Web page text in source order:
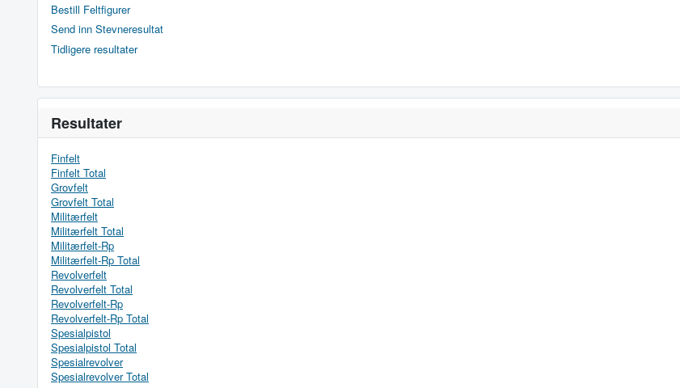
Bestill Feltfigurer
Send inn Stevneresultat
Tidligere resultater
Resultater
Finfelt
Finfelt Total
Grovfelt
Grovfelt Total
Militærfelt
Militærfelt Total
Militærfelt-Rp
Militærfelt-Rp Total
Revolverfelt
Revolverfelt Total
Revolverfelt-Rp
Revolverfelt-Rp Total
Spesialpistol
Spesialpistol Total
Spesialrevolver
Spesialrevolver Total